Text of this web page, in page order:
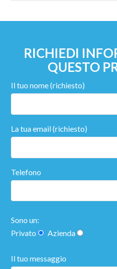
RICHIEDI
QUESTO
Il tuo nome (richiesto)
La tua email (richiesto)
Telefono
Sono un:
Privato
Azienda
Il tuo messaggio